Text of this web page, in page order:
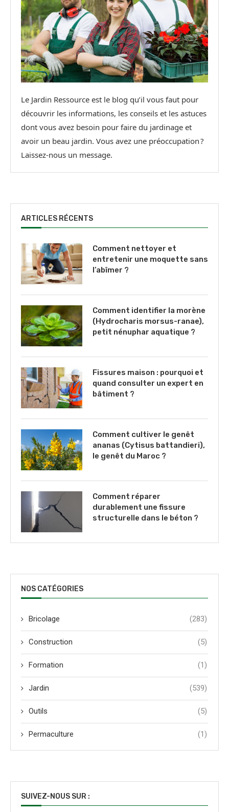
Le Jardin Ressource est le blog qu’il vous faut pour
découvrir les informations, les conseils et les astuces
dont vous avez besoin pour faire du jardinage et
avoir un beau jardin. Vous avez une préoccupation ?
Laissez-nous un message.
ARTICLES RÉCENTS
Comment nettoyer et
entretenir une moquette sans
l’abîmer ?
Comment identifier la morène
(Hydrocharis morsus-ranae),
petit nénuphar aquatique ?
Fissures maison : pourquoi et
quand consulter un expert en
bâtiment ?
Comment cultiver le genêt
ananas (Cytisus battandieri),
le genêt du Maroc ?
Comment réparer
durablement une fissure
structurelle dans le béton ?
NOS CATÉGORIES
Bricolage (283)
Construction (5)
Formation (1)
Jardin (539)
Outils (5)
Permaculture (1)
SUIVEZ-NOUS SUR :